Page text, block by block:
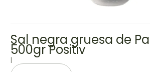
Sal negra gruesa de
500gr Positiv
|